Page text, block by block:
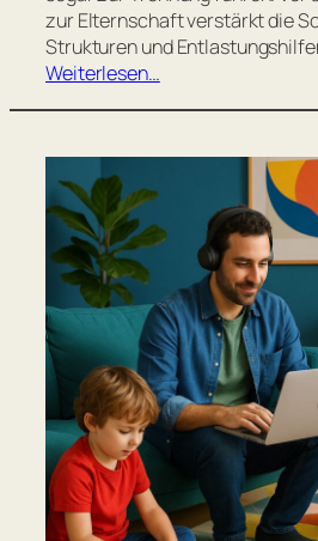
zur Elternschaft verstärkt die
Strukturen und
Weiterlesen…